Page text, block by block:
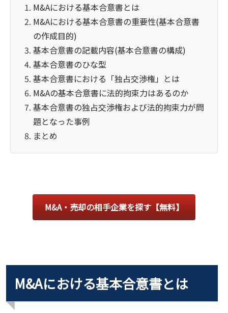
M&Aにおける基本合意書とは
M&Aにおける基本合意書の重要性(基本合意書
の作成目的)
基本合意書の記載内容(基本合意書の構成)
基本合意書のひな型
基本合意書における「独占交渉権」とは
M&Aの基本合意書に法的拘束力はあるのか
基本合意書の独占交渉権および法的拘束力が問
題となった事例
まとめ
M&A・売却の相手企業を探す【無料】
M&Aにおける基本合意書とは